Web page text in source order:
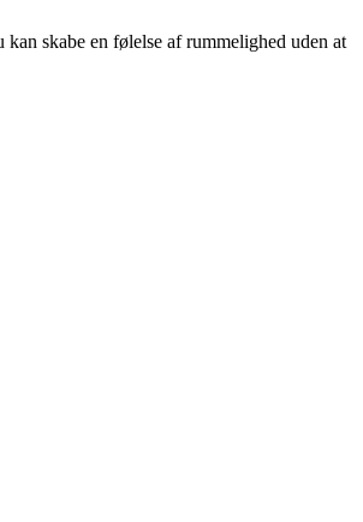
skabe en følelse af rummelighed uden at